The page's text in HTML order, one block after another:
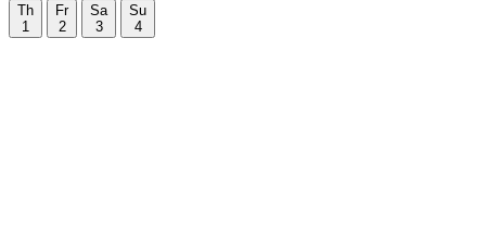
Th
1
Fr
2
Sa
3
Su
4